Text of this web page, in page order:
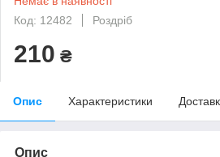
Код: 12482
Роздріб
210 ₴
Опис Характеристики
Опис